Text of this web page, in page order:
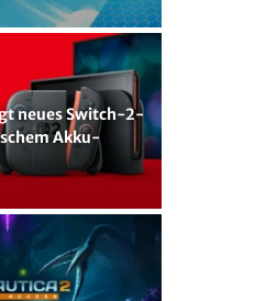
neues Switch-2-
Akku-